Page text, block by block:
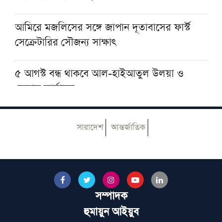
মুসলমান থাকা যায় না: দেওবন্দের মুহতামিম
আমিরে মজলিসের সঙ্গে জাপান দূতাবাসের ফার্স্ট
সেক্রেটারির সৌজন্য সাক্ষাৎ
৫ আগস্ট বন্ধ থাকবে আল-হাইআতুল উলয়া ও
বেফাক কার্যালয়
হেজবুত তাওহীদ কেন ভ্রান্ত, কী তাদের আকিদা
মুআসসাসা ইলমিয়্যাহ বাংলাদেশের উদ্যোগে বিশেষ
ইলমি সেমিনার অনুষ্ঠিত
সারাদেশ আন্তর্জাতিক
সম্পাদক
হুমায়ুন আইয়ুব